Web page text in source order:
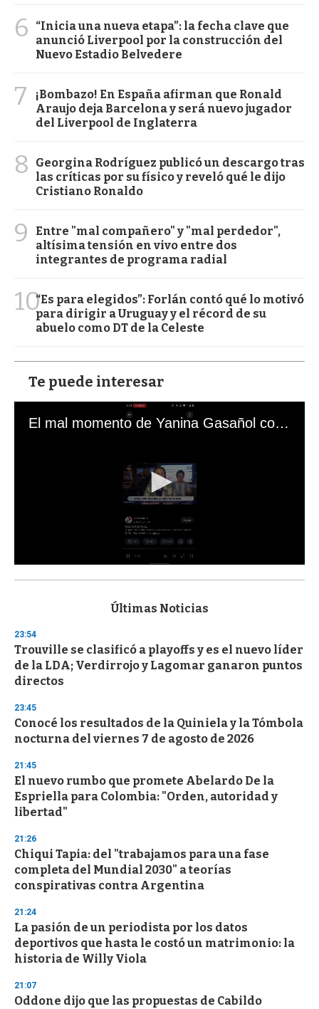
6
“Inicia una nueva etapa”: la fecha clave que
anunció Liverpool por la construcción del
Nuevo Estadio Belvedere
7
¡Bombazo! En España afirman que Ronald
Araujo deja Barcelona y será nuevo jugador
del Liverpool de Inglaterra
8
Georgina Rodríguez publicó un descargo tras
las críticas por su físico y reveló qué le dijo
Cristiano Ronaldo
9
Entre "mal compañero" y "mal perdedor",
altísima tensión en vivo entre dos
integrantes de programa radial
10“Es para elegidos”: Forlán contó qué lo motivó
para dirigir a Uruguay y el récord de su
abuelo como DT de la Celeste
Te puede interesar
El mal momento de Yanina Gasañol con un hincha argentino en "Subrayado"
s
d
s
o
f
3
s
e
c
o
d
s
Últimas Noticias
23:54
Trouville se clasificó a playoffs y es el nuevo líder
de la LDA; Verdirrojo y Lagomar ganaron puntos
directos
23:45
Conocé los resultados de la Quiniela y la Tómbola
nocturna del viernes 7 de agosto de 2026
21:45
El nuevo rumbo que promete Abelardo De la
Espriella para Colombia: "Orden, autoridad y
libertad"
21:26
Chiqui Tapia: del "trabajamos para una fase
completa del Mundial 2030" a teorías
conspirativas contra Argentina
21:24
La pasión de un periodista por los datos
deportivos que hasta le costó un matrimonio: la
historia de Willy Viola
21:07
Oddone dijo que las propuestas de Cabildo